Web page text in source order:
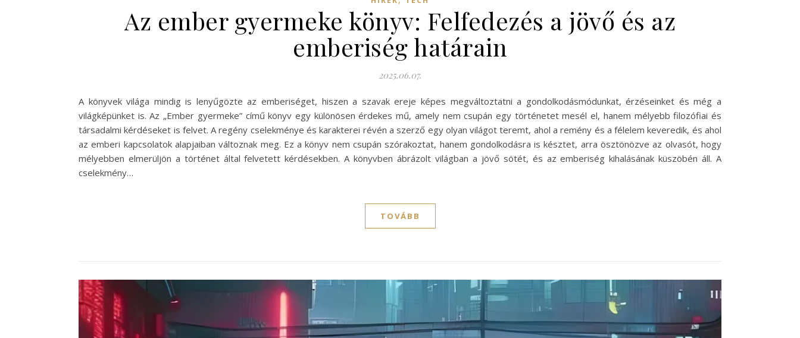
Az ember gyermeke könyv: Felfedezés a jövő és az
emberiség határain
2025.06.07.
A könyvek világa mindig is lenyűgözte az emberiséget, hiszen a szavak ereje képes megváltoztatni a gondolkodásmódunkat, érzéseinket és még a
világképünket is. Az „Ember gyermeke” című könyv egy különösen érdekes mű, amely nem csupán egy történetet mesél el, hanem mélyebb filozófiai és
társadalmi kérdéseket is felvet. A regény cselekménye és karakterei révén a szerző egy olyan világot teremt, ahol a remény és a félelem keveredik, és ahol
az emberi kapcsolatok alapjaiban változnak meg. Ez a könyv nem csupán szórakoztat, hanem gondolkodásra is késztet, arra ösztönözve az olvasót, hogy
mélyebben elmerüljön a történet által felvetett kérdésekben. A könyvben ábrázolt világban a jövő sötét, és az emberiség kihalásának küszöbén áll. A
cselekmény…
TOVÁBB